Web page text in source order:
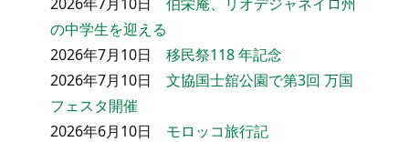
の中学生を迎える
2026年7月10日 移民祭118 年記念
2026年7月10日 文協国士舘公園で第3回 万国
フェスタ開催
2026年6月10日 モロッコ旅行記